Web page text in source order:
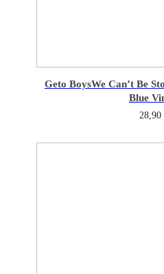
Geto BoysWe Can’t Be
Blue
28,90